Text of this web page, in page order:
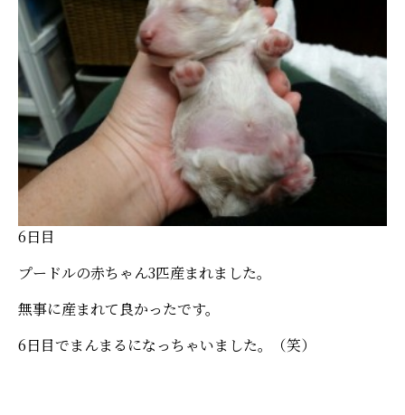
6日目
プードルの赤ちゃん3匹産まれました。
無事に産まれて良かったです。
6日目でまんまるになっちゃいました。（笑）